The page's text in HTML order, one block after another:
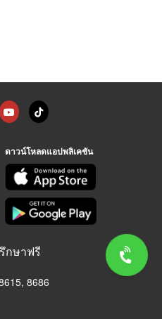
ดาวน์โหลดแอปพลิเคชัน
กษาฟรี
8686